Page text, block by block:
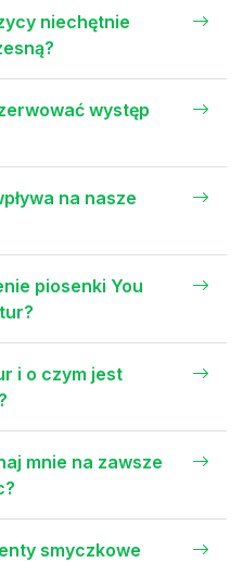
niechętnie
występ
na nasze
piosenki You
i o czym jest
mnie na zawsze
smyczkowe